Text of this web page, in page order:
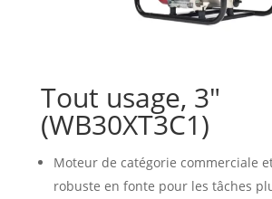
Tout usage, 3″
(WB30XT3C1)
Moteur de catégorie commerciale
robuste en fonte pour les tâches